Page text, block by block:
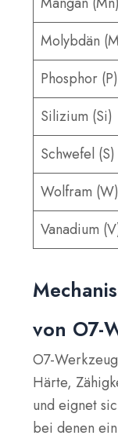
Molybdän
Phosphor (P)
Silizium (Si)
Schwefel (S)
Wolfram (W)
Vanadium
von O7-
O7-
Härte,
und eignet
bei denen